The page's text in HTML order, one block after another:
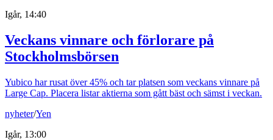
Igår, 14:40
Veckans vinnare och förlorare på
Stockholmsbörsen
Yubico har rusat över 45% och tar platsen som veckans vinnare på
Large Cap. Placera listar aktierna som gått bäst och sämst i veckan.
nyheter/Yen
Igår, 13:00